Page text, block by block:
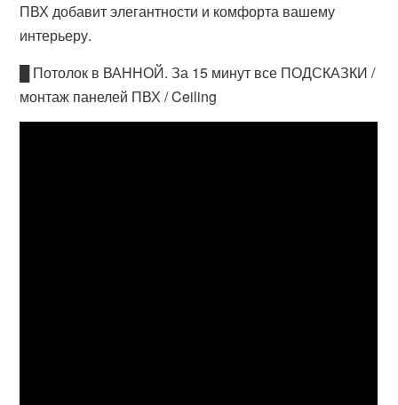
ПВХ добавит элегантности и комфорта вашему
интерьеру.
█ Потолок в ВАННОЙ. За 15 минут все ПОДСКАЗКИ /
монтаж панелей ПВХ / Ceiling